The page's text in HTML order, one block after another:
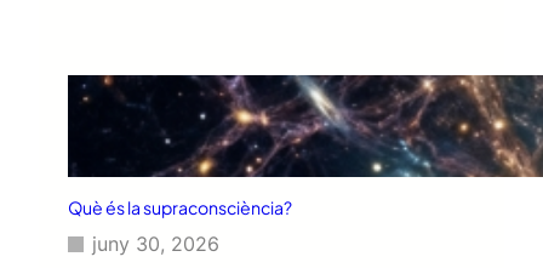
Què és la supraconsciència?
juny 30, 2026